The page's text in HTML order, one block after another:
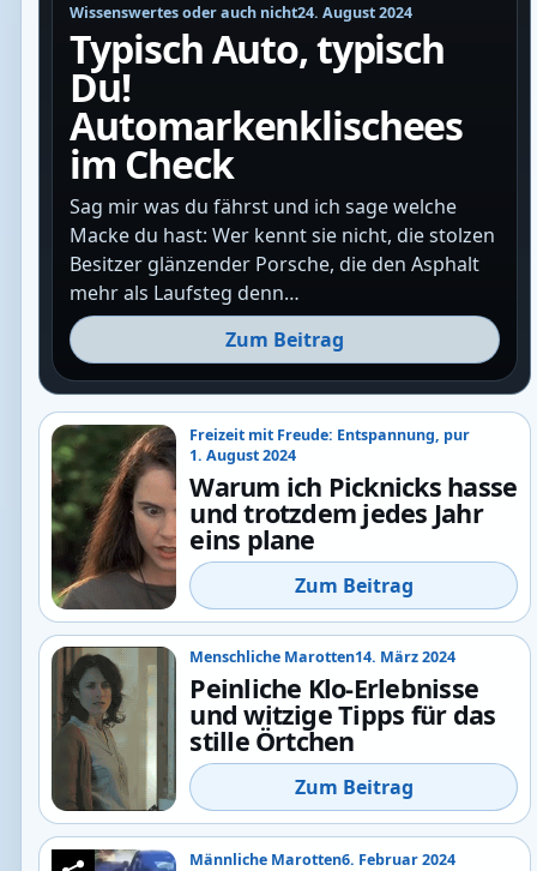
Wissenswertes oder auch nicht24. August 2024
Typisch Auto, typisch
Du!
Automarkenklischees
im Check
Sag mir was du fährst und ich sage welche
Macke du hast: Wer kennt sie nicht, die stolzen
Besitzer glänzender Porsche, die den Asphalt
mehr als Laufsteg denn…
Zum Beitrag
Freizeit mit Freude: Entspannung, pur
1. August 2024
Warum ich Picknicks hasse
und trotzdem jedes Jahr
eins plane
Zum Beitrag
Menschliche Marotten14. März 2024
Peinliche Klo-Erlebnisse
und witzige Tipps für das
stille Örtchen
Zum Beitrag
Männliche Marotten6. Februar 2024